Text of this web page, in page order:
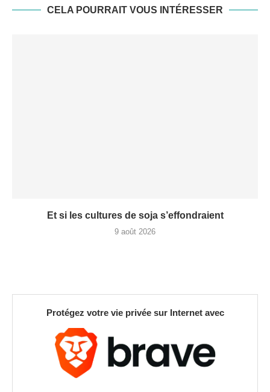
CELA POURRAIT VOUS INTÉRESSER
Et si les cultures de soja s’effondraient
9 août 2026
Protégez votre vie privée sur Internet avec